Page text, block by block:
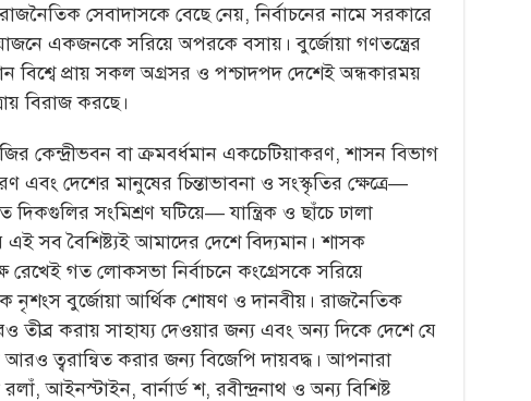
সেবাদাসকে বেছে নেয়, নির্বাচনের নামে সরকারে
একজনকে সরিয়ে অপরকে বসায়। বুর্জোয়া গণতন্ত্রের
বিশ্বে প্রায় সকল অগ্রসর ও পশ্চাদপদ দেশেই অন্ধকারময়
বিরাজ করছে।
কেন্দ্রীভবন বা ক্রমবর্ধমান একচেটিয়াকরণ, শাসন বিভাগ
এবং দেশের মানুষের চিন্তাভাবনা ও সংস্কৃতির ক্ষেত্রে—
দিকগুলির সংমিশ্রণ ঘটিয়ে— যান্ত্রিক ও ছাঁচে ঢালা
এই সব বৈশিষ্ট্যই আমাদের দেশে বিদ্যমান। শাসক
রেখেই গত লোকসভা নির্বাচনে কংগ্রেসকে সরিয়ে
নৃশংস বুর্জোয়া আর্থিক শোষণ ও দানবীয়। রাজনৈতিক
করায় সাহায্য দেওয়ার জন্য এবং অন্য দিকে দেশে যে
আরও ত্বরান্বিত করার জন্য বিজেপি দায়বদ্ধ। আপনারা
আইনস্টাইন, বার্নার্ড শ, রবীন্দ্রনাথ ও অন্য বিশিষ্ট